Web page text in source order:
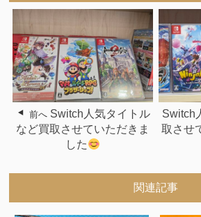
前へ Switch人気タイトル
など買取させていただきま
した
Switch
取させ
関連記事